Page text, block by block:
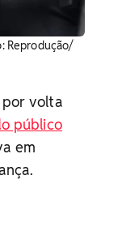
Reprodução/
volta
público
em